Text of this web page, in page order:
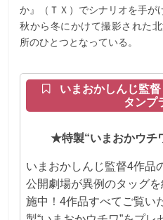
か』（ＴＸ）でシナリオを手が
秋から冬にかけて撮影された
所のひとつとなっている。
いまおかしんじ監
タンプ
★特製“いまおかウチ
いまおかしんじ監督4作品
公開劇場が異例のタッグ
施中！4作品すべてご覧い